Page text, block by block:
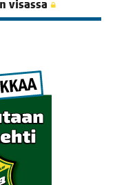
visassa